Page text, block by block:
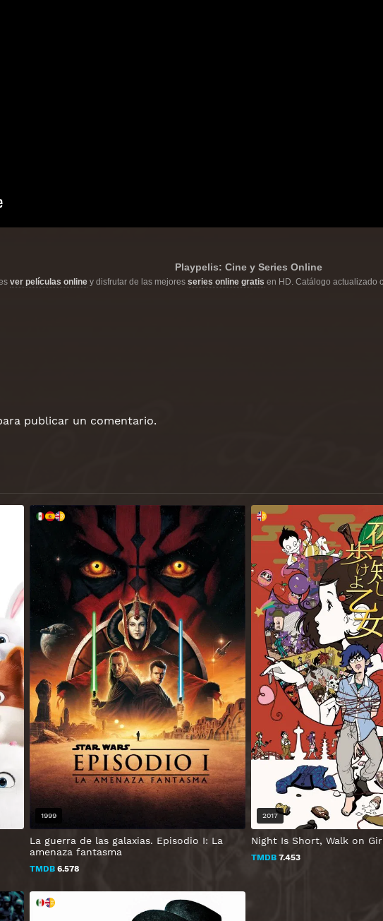
Playpelis: Cine y Series Online
ver películas online y disfrutar de las mejores series online gratis en HD. Catálogo actualizado
publicar un comentario.
La guerra de las galaxias. Episodio I: La
amenaza fantasma
TMDB 6.578
1999
Night Is Short, Walk on
TMDB 7.453
2017